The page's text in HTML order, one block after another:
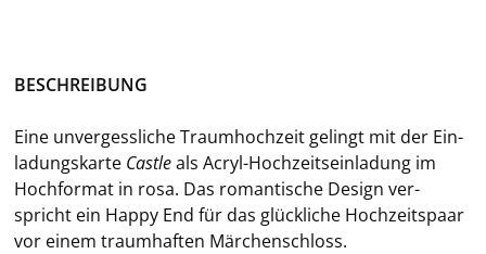
BE­SCHREI­BUNG
Eine un­ver­gess­li­che Traum­hoch­zeit ge­lingt mit der Ein­
la­dungs­kar­te Cas­t­leals Acryl-​Hochzeitseinladung im
Hoch­for­mat in rosa. Das ro­man­ti­sche De­sign ver­
spricht ein Happy End für das glück­li­che Hoch­zeits­paar
vor einem traum­haf­ten Mär­chen­schloss.